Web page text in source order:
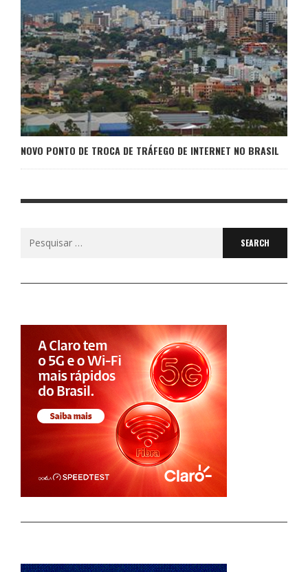
NOVO PONTO DE TROCA DE TRÁFEGO DE INTERNET NO BRASIL